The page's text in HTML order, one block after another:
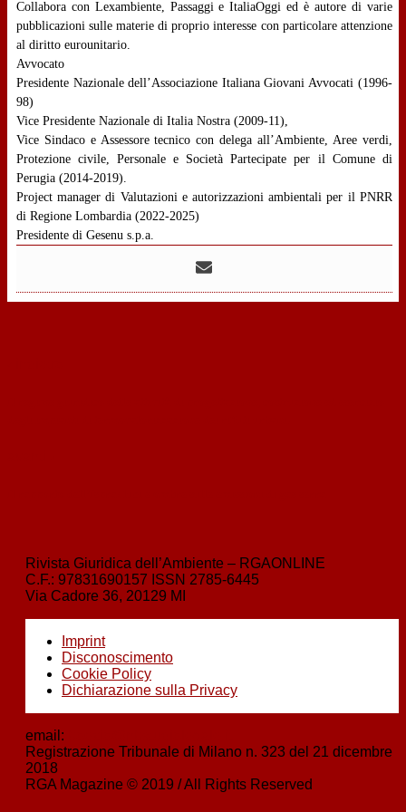
Collabora con Lexambiente, Passaggi e ItaliaOggi ed è autore di varie
pubblicazioni sulle materie di proprio interesse con particolare attenzione
al diritto eurounitario.
Avvocato
Presidente Nazionale dell’Associazione Italiana Giovani Avvocati (1996-
98)
Vice Presidente Nazionale di Italia Nostra (2009-11),
Vice Sindaco e Assessore tecnico con delega all’Ambiente, Aree verdi,
Protezione civile, Personale e Società Partecipate per il Comune di
Perugia (2014-2019).
Project manager di Valutazioni e autorizzazioni ambientali per il PNRR
di Regione Lombardia (2022-2025)
Presidente di Gesenu s.p.a.
Rivista Giuridica dell’Ambiente – RGAONLINE
C.F.: 97831690157 ISSN 2785-6445
Via Cadore 36, 20129 MI
Imprint
Disconoscimento
Cookie Policy
Dichiarazione sulla Privacy
email:
Registrazione Tribunale di Milano n. 323 del 21 dicembre
2018
RGA Magazine © 2019 / All Rights Reserved